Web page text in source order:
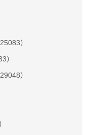
）
）
）